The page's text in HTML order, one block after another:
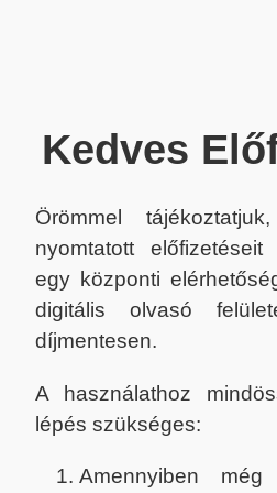
Kedves
Örömmel
nyomtatott
egy központi
digitális olvasó
díjmentesen.
A használathoz
lépés szükséges:
Amennyiben